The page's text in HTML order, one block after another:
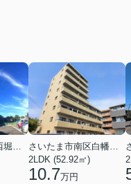
2LDK (52.92㎡)
10.7万円